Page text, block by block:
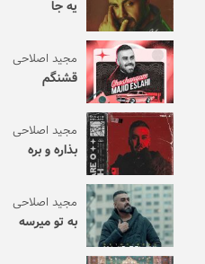
یه جا
مجید اصلاحی
قشنگم
مجید اصلاحی
بذاره و بره
مجید اصلاحی
به تو میرسه